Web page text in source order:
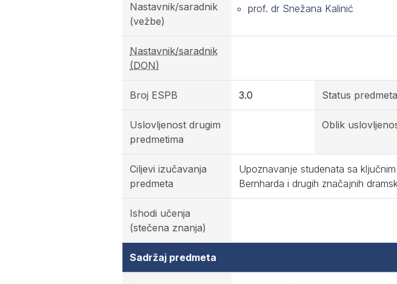
Nastavnik/saradnik
(vežbe)
prof. dr Snežana Kalinić
Nastavnik/saradnik
(DON)
Broj ESPB 3.0 Status predmeta
Uslovljenost drugim
predmetima
Oblik
Ciljevi izučavanja
predmeta
Upoznavanje studenata sa
Bernharda i drugih značajnih
Ishodi učenja
(stečena znanja)
Sadržaj predmeta